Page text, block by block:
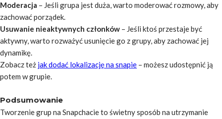
Moderacja – Jeśli grupa jest duża, warto moderować rozmowy, aby
zachować porządek.
Usuwanie nieaktywnych członków – Jeśli ktoś przestaje być
aktywny, warto rozważyć usunięcie go z grupy, aby zachować jej
dynamikę.
Zobacz też jak dodać lokalizację na snapie – możesz udostępnić ją
potem w grupie.
Podsumowanie
Tworzenie grup na Snapchacie to świetny sposób na utrzymanie